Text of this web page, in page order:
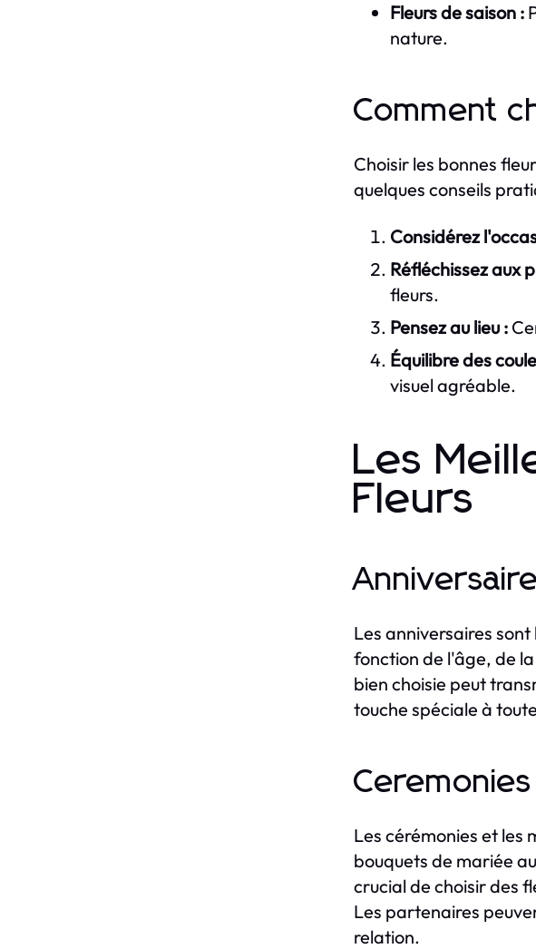
Fleurs de saison :
nature.
Comment
Choisir les bonnes
quelques conseils
Considérez
Réfléchissez aux
fleurs.
Pensez au lieu :
Équilibre des
visuel agréable.
Les
Fleurs
Les anniversaires
fonction de l'âge, de
bien choisie peut
touche spéciale à
Les cérémonies et les
bouquets de mariée
crucial de choisir des
Les partenaires
relation.